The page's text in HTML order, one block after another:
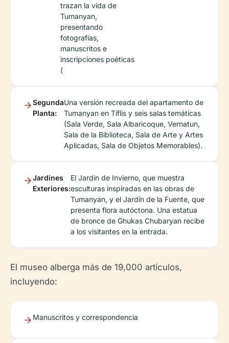
trazan la vida de
Tumanyan,
presentando
fotografías,
manuscritos e
inscripciones poéticas
(
Segunda
Planta:
Una versión recreada del apartamento de
Tumanyan en Tiflis y seis salas temáticas
(Sala Verde, Sala Albaricoque, Vernatun,
Sala de la Biblioteca, Sala de Arte y Artes
Aplicadas, Sala de Objetos Memorables).
Jardines
Exteriores:
El Jardín de Invierno, que muestra
esculturas inspiradas en las obras de
Tumanyan, y el Jardín de la Fuente, que
presenta flora autóctona. Una estatua
de bronce de Ghukas Chubaryan recibe
a los visitantes en la entrada.
El museo alberga más de 19,000 artículos,
incluyendo:
Manuscritos y correspondencia